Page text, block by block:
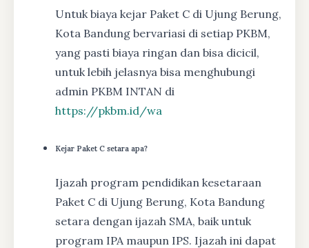
Untuk biaya kejar Paket C di Ujung Berung,
Kota Bandung bervariasi di setiap PKBM,
yang pasti biaya ringan dan bisa dicicil,
untuk lebih jelasnya bisa menghubungi
admin PKBM INTAN di
https://pkbm.id/wa
Kejar Paket C setara apa?
Ijazah program pendidikan kesetaraan
Paket C di Ujung Berung, Kota Bandung
setara dengan ijazah SMA, baik untuk
program IPA maupun IPS. Ijazah ini dapat